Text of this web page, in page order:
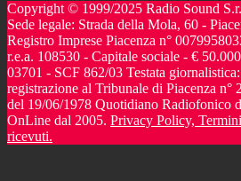
Copyright © 1999/2025 Radio Sound
Sede legale: Strada della Mola, 60 -
Registro Imprese Piacenza n°
r.e.a. 108530 - Capitale sociale - €
03701 - SCF 862/03 Testata
registrazione al Tribunale di Piacenza n°
del 19/06/1978 Quotidiano Radiofonico
OnLine dal 2005. Privacy Policy,
ricevuti.